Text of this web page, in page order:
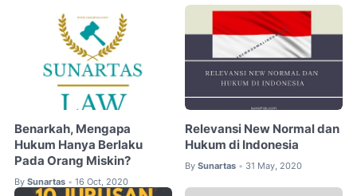
Benarkah, Mengapa
Hukum Hanya Berlaku
Pada Orang Miskin?
By Sunartas • 16 Oct, 2020
Relevansi New Normal dan
Hukum di Indonesia
By Sunartas • 31 May, 2020